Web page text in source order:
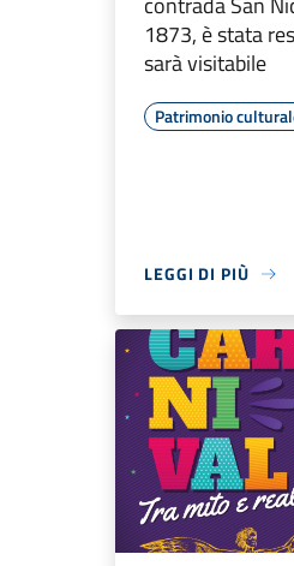
1873, è stata
sarà visitabile
Patrimonio
LEGGI DI PIÙ